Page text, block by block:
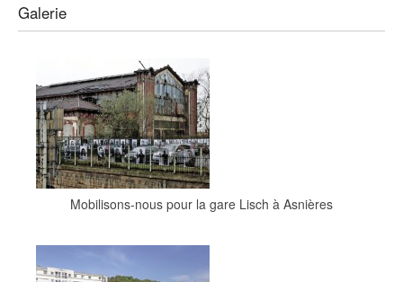
Galerie
Mobilisons-nous pour la gare Lisch à Asnières